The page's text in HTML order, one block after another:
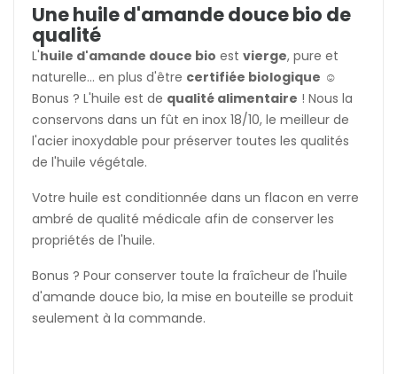
Une huile d'amande douce bio de
qualité
L'huile d'amande douce bio est vierge, pure et
naturelle... en plus d'être certifiée biologique ☺️
Bonus ? L'huile est de qualité alimentaire ! Nous la
conservons dans un fût en inox 18/10, le meilleur de
l'acier inoxydable pour préserver toutes les qualités
de l'huile végétale.
Votre huile est conditionnée dans un flacon en verre
ambré de qualité médicale afin de conserver les
propriétés de l'huile.
Bonus ? Pour conserver toute la fraîcheur de l'huile
d'amande douce bio, la mise en bouteille se produit
seulement à la commande.